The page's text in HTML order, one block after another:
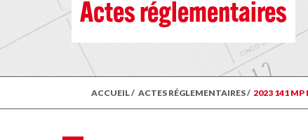
Actes réglementaires
ACCUEIL/ ACTES RÉGLEMENTAIRES/ 2023 141